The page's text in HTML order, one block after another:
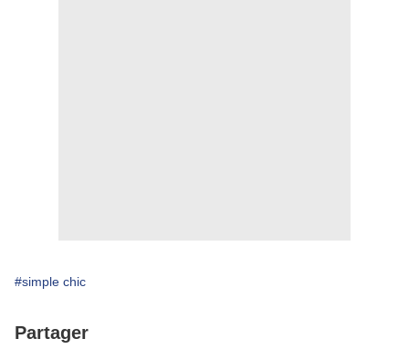
#simple chic
Partager